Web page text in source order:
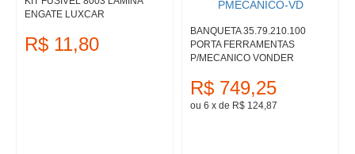
ENGATE LUXCAR
R$ 11,80
BANQUETA 35.79.210.100
PORTA FERRAMENTAS
P/MECANICO VONDER
R$ 749,25
ou 6 x de R$ 124,87